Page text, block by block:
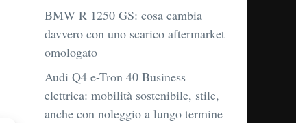
BMW R 1250 GS: cosa cambia
davvero con uno scarico aftermarket
omologato
Audi Q4 e-Tron 40 Business
elettrica: mobilità sostenibile, stile,
anche con noleggio a lungo termine